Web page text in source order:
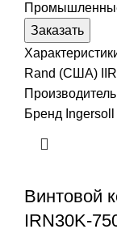
Заказать
Rand (США)
Бренд
Винтовой
IRN30K-